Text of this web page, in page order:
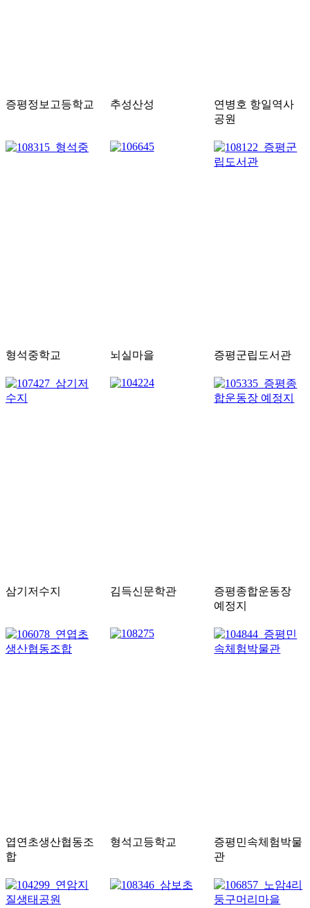
증평정보고등학교 추성산성
연병호 항일역사
공원
형석중학교 뇌실마을 증평군립도서관
삼기저수지 김득신문학관
증평종합운동장
예정지
엽연초생산협동조
합
형석고등학교
증평민속체험박물
관